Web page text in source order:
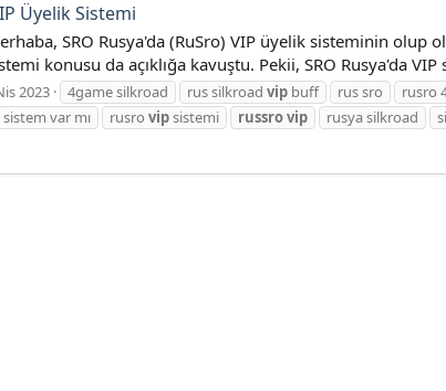
Üyelik Sistemi
SRO Rusya'da (RuSro) VIP üyelik sisteminin
konusu da açıklığa kavuştu. Pekii, SRO Rusya'da
2023 4game silkroad rus silkroad vip buff rus sro rusro
sistem var mı rusro vipsistemi russrovip rusya silkroad